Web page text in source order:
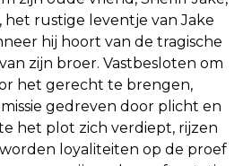
het rustige leventje van Jake
hij hoort van de tragische
zijn broer. Vastbesloten om
het gerecht te brengen,
gedreven door plicht en
het plot zich verdiept, rijzen
loyaliteiten op de proef